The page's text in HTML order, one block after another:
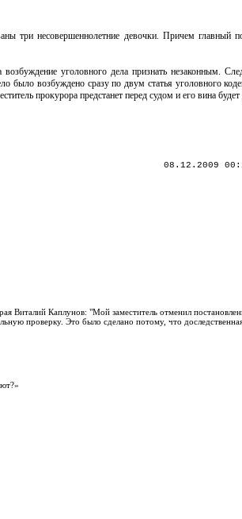
три несовершеннолетние девочки. Причем главный
уголовного дела признать незаконным.
было возбуждено сразу по двум статья уголовного
прокурора предстанет перед судом и его вина будет
08.12.2009
Виталий Каплунов: "Мой заместитель отменил
проверку. Это было сделано потому, что